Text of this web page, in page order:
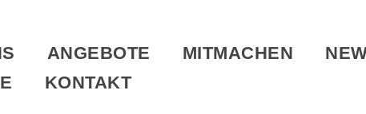
ANGEBOTE MITMACHEN
KONTAKT